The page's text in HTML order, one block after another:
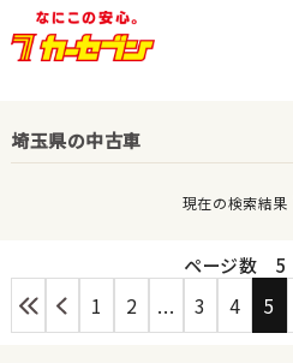
埼玉県の中古車
現在の検索結果
ページ数 5
1 2 ... 3 4 5